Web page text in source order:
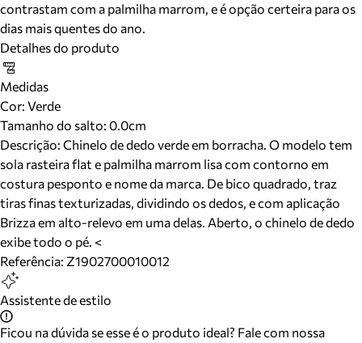
contrastam com a palmilha marrom, e é opção certeira para os
dias mais quentes do ano.
Detalhes do produto
Medidas
Cor: Verde
Tamanho do salto: 0.0cm
Descrição: Chinelo de dedo verde em borracha. O modelo tem
sola rasteira flat e palmilha marrom lisa com contorno em
costura pesponto e nome da marca. De bico quadrado, traz
tiras finas texturizadas, dividindo os dedos, e com aplicação
Brizza em alto-relevo em uma delas. Aberto, o chinelo de dedo
exibe todo o pé. <
Referência: Z1902700010012
Assistente de estilo
Ficou na dúvida se esse é o produto ideal? Fale com nossa